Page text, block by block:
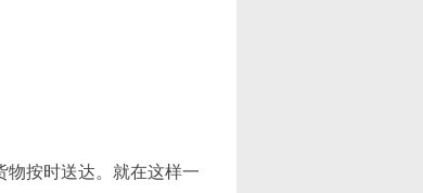
按时送达。就在这样一